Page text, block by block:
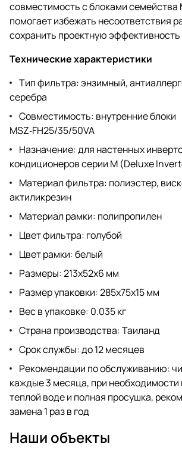
совместимость с блоками семейства
помогает избежать несоответствия
сохранить проектную
Технические характеристики
Тип фильтра: энзимный,
серебра
Совместимость: внутренние блоки
MSZ‑FH25/35/50VA
Назначение: для настенных
кондиционеров серии M (Deluxe
Материал фильтра: полиэстер,
актиликрезин
Материал рамки: полипропилен
Цвет фильтра: голубой
Цвет рамки: белый
Размеры: 213x52x6 мм
Размер упаковки: 285x75x15 мм
Вес в упаковке: 0.035 кг
Страна производства: Таиланд
Срок службы: до 12 месяцев
Рекомендации по обслуживанию:
каждые 3 месяца, при необходимости
теплой воде и полная просушка,
замена 1 раз в год
Наши объекты